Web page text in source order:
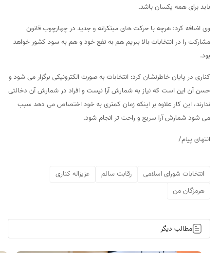
باید برای همه یکسان باشد.
وی اضافه کرد: هرچه با حرکت های مبتکرانه و جدید در چهارچوب قانون
مشارکت را در انتخابات بالا ببریم هم به نفع خود و هم به سود کشور خواهد
بود.
کناری در پایان خاطرنشان کرد: انتخابات به صورت الکترونیکی برگزار می شود و
حسن آن این است که نیاز به شمارش آرا نیست و افراد در شمارش آن دخالتی
ندارند، این کار علاوه بر اینکه زمان کمتری به خود اختصاص می دهد سبب
می شود شمارش آرا سریع و راحت تر انجام شود.
انتهای پیام/
انتخابات شورای اسلامی رقابت سالم
عزیزاله کناری
هرمزگان من
مطالب دیگر